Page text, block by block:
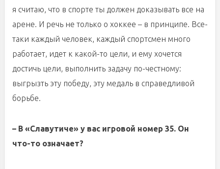
я считаю, что в спорте ты должен доказывать все на
арене. И речь не только о хоккее – в принципе. Все-
таки каждый человек, каждый спортсмен много
работает, идет к какой-то цели, и ему хочется
достичь цели, выполнить задачу по-честному:
выгрызть эту победу, эту медаль в справедливой
борьбе.
– В «Славутиче» у вас игровой номер 35. Он
что-то означает?